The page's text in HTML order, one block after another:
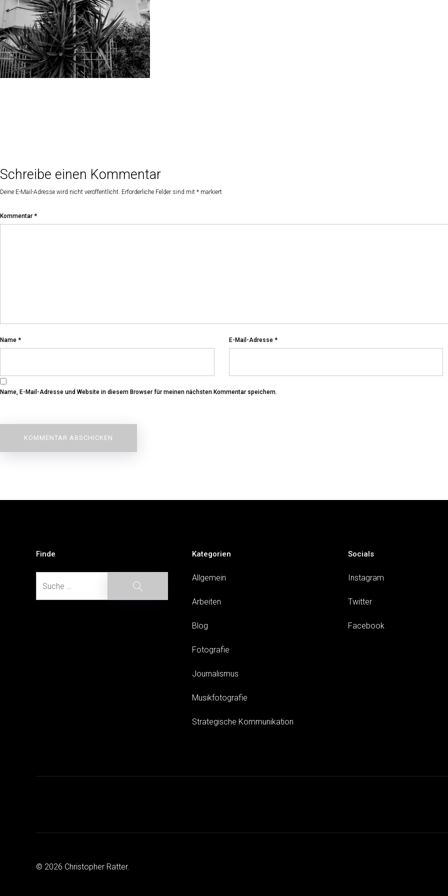
Schreibe einen Kommentar
Deine E-Mail-Adresse wird nicht veröffentlicht. Erforderliche Felder sind mit * markiert
Kommentar *
Name * E-Mail-Adresse *
Name, E-Mail-Adresse und Website in diesem Browser für meinen nächsten Kommentar speichern.
Finde
Suche
Kategorien
Allgemein
Arbeiten
Blog
Fotografie
Journalismus
Musikfotografie
Strategische Kommunikation
Socials
Instagram
Twitter
Facebook
© 2026 Christopher Ratter.